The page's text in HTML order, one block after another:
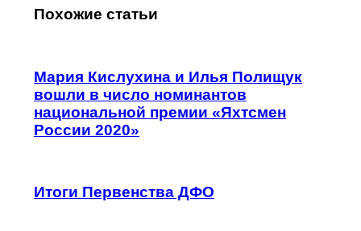
Похожие статьи
Мария Кислухина и Илья Полищук
вошли в число номинантов
национальной премии «Яхтсмен
России 2020»
Итоги Первенства ДФО